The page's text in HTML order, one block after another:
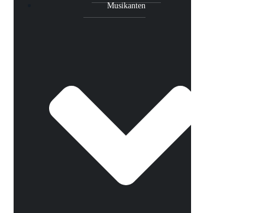
Musikanten